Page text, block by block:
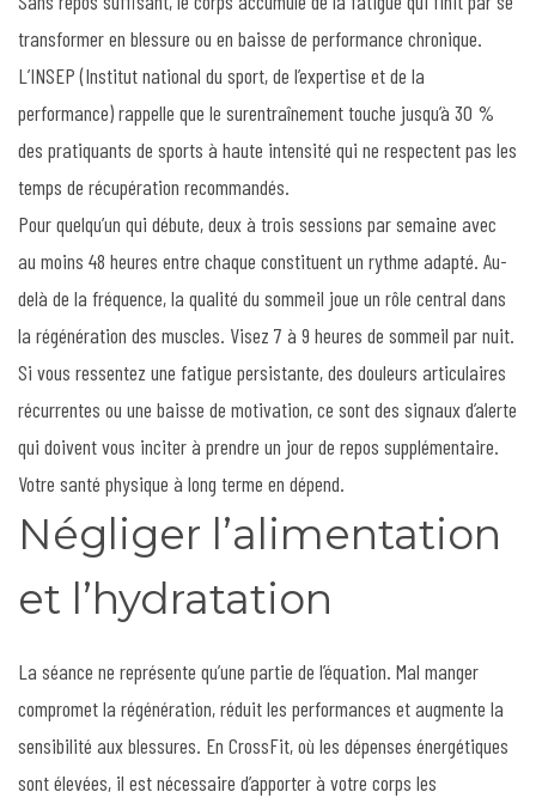
transformer en blessure ou en baisse de performance chronique.
L’INSEP (Institut national du sport, de l’expertise et de la
performance) rappelle que le surentraînement touche jusqu’à 30 %
des pratiquants de sports à haute intensité qui ne respectent pas les
temps de récupération recommandés.
Pour quelqu’un qui débute, deux à trois sessions par semaine avec
au moins 48 heures entre chaque constituent un rythme adapté. Au-
delà de la fréquence, la qualité du sommeil joue un rôle central dans
la régénération des muscles. Visez 7 à 9 heures de sommeil par nuit.
Si vous ressentez une fatigue persistante, des douleurs articulaires
récurrentes ou une baisse de motivation, ce sont des signaux d’alerte
qui doivent vous inciter à prendre un jour de repos supplémentaire.
Votre santé physique à long terme en dépend.
Négliger l’alimentation
et l’hydratation
La séance ne représente qu’une partie de l’équation. Mal manger
compromet la régénération, réduit les performances et augmente la
sensibilité aux blessures. En CrossFit, où les dépenses énergétiques
sont élevées, il est nécessaire d’apporter à votre corps les